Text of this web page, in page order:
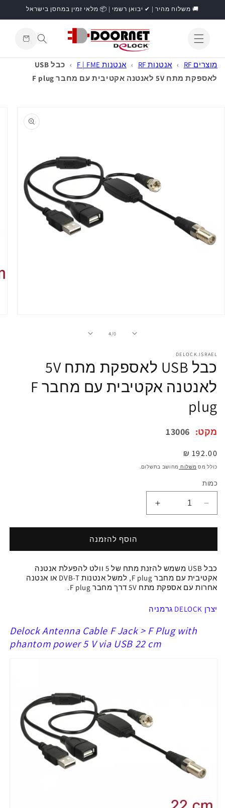
דילוג🚚 משלוח מהיר | ✔ יבואן רשמי | 📦 מלאי זמין במחסן בישראל
התחברות
קניות
מוצרים RF › אנטנות RF › אנטנות F | FME ›
כבל USB
לאספקת מתח 5V לאנטנה אקטיבית עם מחבר F plug
0
/מתוך
4
DELOCK.ISRAEL
כבל USB לאספקת מתח 5V
לאנטנה אקטיבית עם מחבר F
plug
מקט: 13006
מחיר
רגיל
192.00 ₪
כולל מס משלוח מחושב בתשלום.
כמות
הפחתת
כמות
ל
USB
מתח
5V
לאנטנה
עם
הגדלת
כמות
ל
USB
מתח
5V
לאנטנה
עם
F
plug
הוסף להזמנה
כבל USB
משמש להזנת מתח של 5 וולט להפעלת אנטנה
אקטיבית עם מחבר F plug, למשל אנטנות
DVB-T או אנטנה
אחרות עם אספקת מתח 5V דרך מחבר F plug.
יצרן DELOCK גרמניה
Delock Antenna Cable F Jack > F Plug with
phantom power 5 V via USB 22 cm